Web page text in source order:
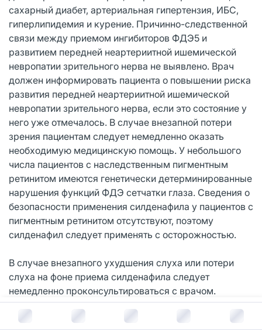
В корзину за
сахарный диабет, артериальная гипертензия, ИБС,
гиперлипидемия и курение. Причинно-следственной
связи между приемом ингибиторов ФДЭ5 и
развитием передней неартериитной ишемической
невропатии зрительного нерва не выявлено. Врач
должен информировать пациента о повышении риска
развития передней неартериитной ишемической
невропатии зрительного нерва, если это состояние у
него уже отмечалось. В случае внезапной потери
зрения пациентам следует немедленно оказать
необходимую медицинскую помощь. У небольшого
числа пациентов с наследственным пигментным
ретинитом имеются генетически детерминированные
нарушения функций ФДЭ сетчатки глаза. Сведения о
безопасности применения силденафила у пациентов с
пигментным ретинитом отсутствуют, поэтому
силденафил следует применять с осторожностью.
В случае внезапного ухудшения слуха или потери
слуха на фоне приема силденафила следует
немедленно проконсультироваться с врачом.
Силденафил усиливает антиагрегантный эффект